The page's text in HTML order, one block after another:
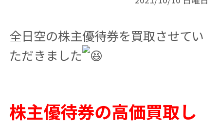
全日空の株主優待券を買取させてい
ただきました
株主優待券の高価買取し